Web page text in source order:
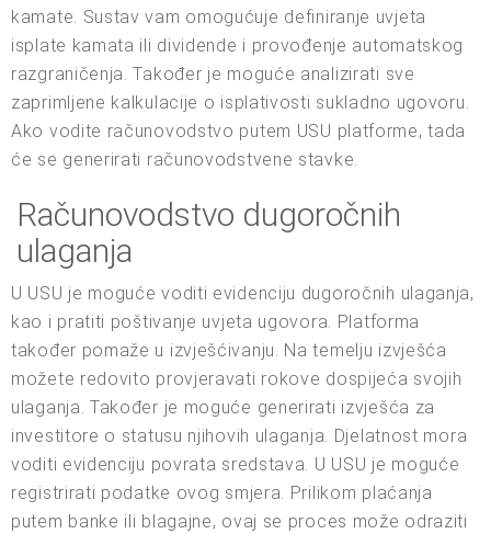
kamate. Sustav vam omogućuje definiranje uvjeta
isplate kamata ili dividende i provođenje automatskog
razgraničenja. Također je moguće analizirati sve
zaprimljene kalkulacije o isplativosti sukladno ugovoru.
Ako vodite računovodstvo putem USU platforme, tada
će se generirati računovodstvene stavke.
Računovodstvo dugoročnih
ulaganja
U USU je moguće voditi evidenciju dugoročnih ulaganja,
kao i pratiti poštivanje uvjeta ugovora. Platforma
također pomaže u izvješćivanju. Na temelju izvješća
možete redovito provjeravati rokove dospijeća svojih
ulaganja. Također je moguće generirati izvješća za
investitore o statusu njihovih ulaganja. Djelatnost mora
voditi evidenciju povrata sredstava. U USU je moguće
registrirati podatke ovog smjera. Prilikom plaćanja
putem banke ili blagajne, ovaj se proces može odraziti